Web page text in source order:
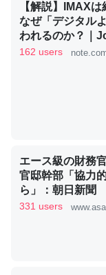
くらい。小説で
ど、短期記憶と
かりやすく強くな
─GPTの仕組みと限
昆虫ってカルシ
コオロギのカル
─ニュース :: 【研究
【解説】IMAX
なぜ「デジタル
われるのか？｜
162 users
エース級の財務
官邸幹部「協力
ら」：朝日新聞
331 users